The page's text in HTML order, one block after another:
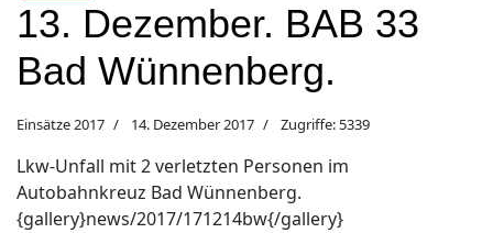
13. Dezember. BAB 33
Bad Wünnenberg.
Einsätze 2017 14. Dezember 2017 Zugriffe: 5339
Lkw-Unfall mit 2 verletzten Personen im
Autobahnkreuz Bad Wünnenberg.
{gallery}news/2017/171214bw{/gallery}